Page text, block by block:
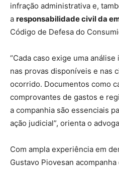
infração administrativa e,
a responsabilidade civil da
Código de Defesa do
“Cada caso exige uma
nas provas disponíveis e nas
ocorrido. Documentos como
comprovantes de gastos e
a companhia são essenciais
ação judicial”, orienta o
Com ampla experiência em
Gustavo Piovesan